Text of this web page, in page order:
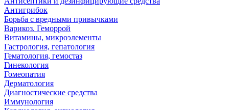
Антигрибок
Борьба с вредными привычками
Варикоз. Геморрой
Витамины, микроэлементы
Гастрология, гепатология
Гематология, гемостаз
Гинекология
Гомеопатия
Дерматология
Диагностические средства
Иммунология